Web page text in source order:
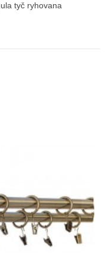
tyč ryhovana